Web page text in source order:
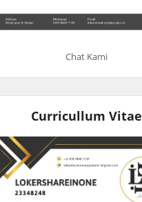
Chat Kami
Curricullum Vitae